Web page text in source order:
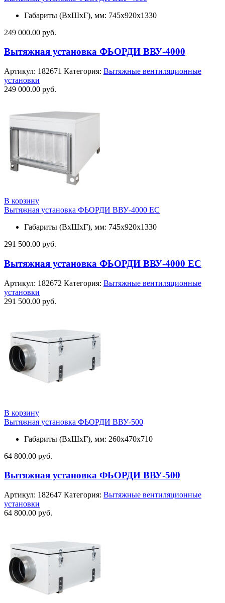
Габариты (ВхШхГ), мм: 745х920х1330
249 000.00 руб.
Вытяжная установка ФЬОРДИ ВВУ-4000
Артикул: 182671 Категория: Вытяжные вентиляционные
установки
249 000.00 руб.
В корзину
Вытяжная установка ФЬОРДИ ВВУ-4000 ЕС
Габариты (ВхШхГ), мм: 745х920х1330
291 500.00 руб.
Вытяжная установка ФЬОРДИ ВВУ-4000 ЕС
Артикул: 182672 Категория: Вытяжные вентиляционные
установки
291 500.00 руб.
В корзину
Вытяжная установка ФЬОРДИ ВВУ-500
Габариты (ВхШхГ), мм: 260x470x710
64 800.00 руб.
Вытяжная установка ФЬОРДИ ВВУ-500
Артикул: 182647 Категория: Вытяжные вентиляционные
установки
64 800.00 руб.